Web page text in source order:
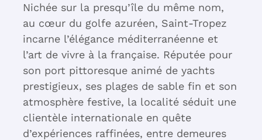
Nichée sur la presqu’île du même nom,
au cœur du golfe azuréen, Saint-Tropez
incarne l’élégance méditerranéenne et
l’art de vivre à la française. Réputée pour
son port pittoresque animé de yachts
prestigieux, ses plages de sable fin et son
atmosphère festive, la localité séduit une
clientèle internationale en quête
d’expériences raffinées, entre demeures